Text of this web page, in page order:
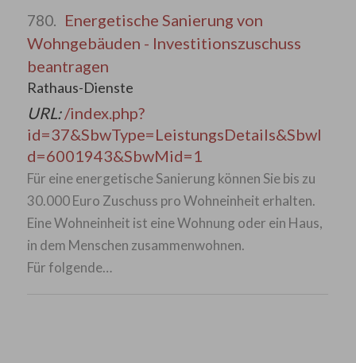
780. Energetische Sanierung von
Wohngebäuden - Investitionszuschuss
beantragen
Rathaus-Dienste
URL:/index.php?
id=37&SbwType=LeistungsDetails&SbwI
d=6001943&SbwMid=1
Für eine energetische Sanierung können Sie bis zu
30.000 Euro Zuschuss pro Wohneinheit erhalten.
Eine Wohneinheit ist eine Wohnung oder ein Haus,
in dem Menschen zusammenwohnen.
Für folgende…